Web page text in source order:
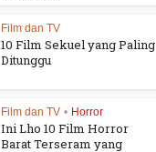
Film dan TV
10 Film Sekuel yang Paling
Ditunggu
Film dan TV • Horror
Ini Lho 10 Film Horror
Barat Terseram yang